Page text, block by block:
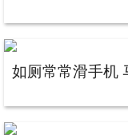
如厕常常滑手机